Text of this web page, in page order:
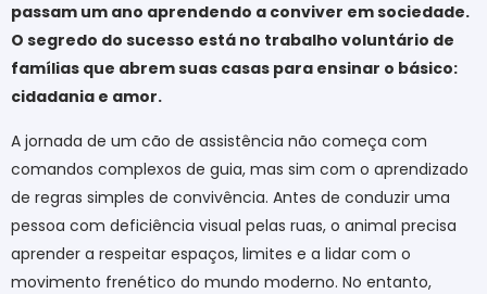
passam um ano aprendendo a conviver em sociedade.
O segredo do sucesso está no trabalho voluntário de
famílias que abrem suas casas para ensinar o básico:
cidadania e amor.
A jornada de um cão de assistência não começa com
comandos complexos de guia, mas sim com o aprendizado
de regras simples de convivência. Antes de conduzir uma
pessoa com deficiência visual pelas ruas, o animal precisa
aprender a respeitar espaços, limites e a lidar com o
movimento frenético do mundo moderno. No entanto,